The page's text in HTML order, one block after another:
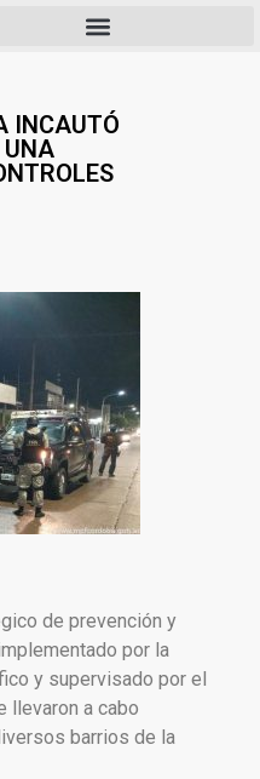
INCAUTÓ
UNA
de prevención y
por la
y supervisado por el
llevaron a cabo
barrios de la